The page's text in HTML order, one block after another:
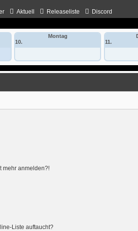
Aktuell Releaseliste Discord
Montag
10.
11.
mehr anmelden?!
Liste auftaucht?